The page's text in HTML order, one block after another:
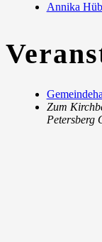
Annika
Zum
Petersberg